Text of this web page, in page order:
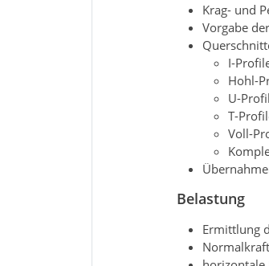
Krag- und
Vorgabe
I-
Hohl-
U-
T-
Voll-
Belastung
Ermittlung